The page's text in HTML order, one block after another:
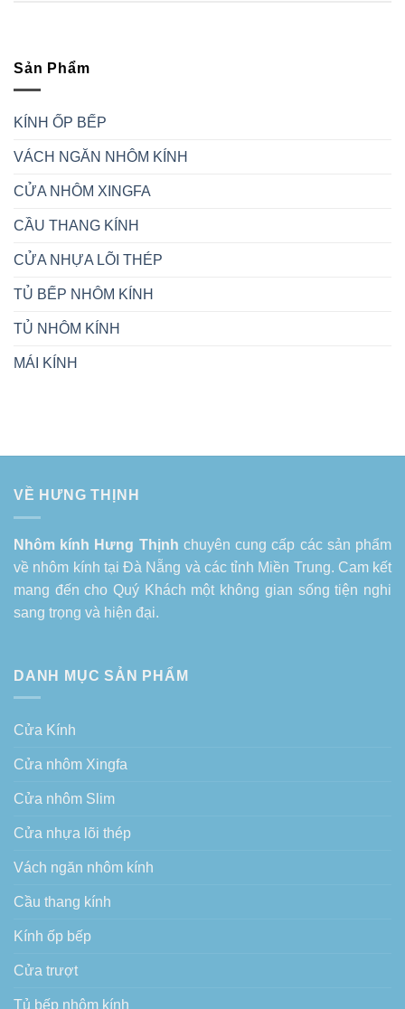
Sản Phẩm
KÍNH ỐP BẾP
VÁCH NGĂN NHÔM KÍNH
CỬA NHÔM XINGFA
CẦU THANG KÍNH
CỬA NHỰA LÕI THÉP
TỦ BẾP NHÔM KÍNH
TỦ NHÔM KÍNH
MÁI KÍNH
VỀ HƯNG THỊNH
Nhôm kính Hưng Thịnh chuyên cung cấp các sản phẩm
về nhôm kính tại Đà Nẵng và các tỉnh Miền Trung. Cam kết
mang đến cho Quý Khách một không gian sống tiện nghi
sang trọng và hiện đại.
DANH MỤC SẢN PHẨM
Cửa Kính
Cửa nhôm Xingfa
Cửa nhôm Slim
Cửa nhựa lõi thép
Vách ngăn nhôm kính
Cầu thang kính
Kính ốp bếp
Cửa trượt
Tủ bếp nhôm kính